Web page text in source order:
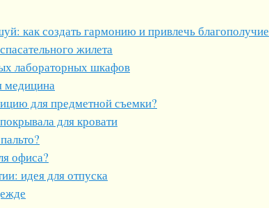
как создать гармонию и привлечь благополучие
жилета
лабораторных шкафов
медицина
для предметной съемки?
для кровати
офиса?
идея для отпуска